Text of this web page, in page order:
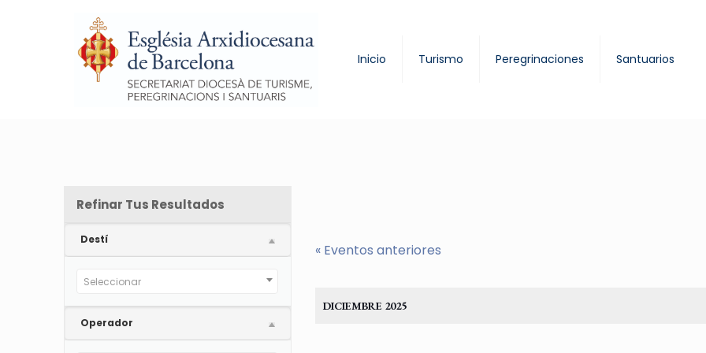
Inicio Turismo Peregrinaciones Santuarios
Refinar Tus Resultados
Destí
Seleccionar
Operador
«Eventos anteriores
DICIEMBRE 2025